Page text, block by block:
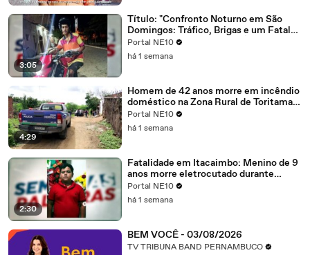
3:05
Título: "Confronto Noturno em São
Domingos: Tráfico, Brigas e um Fatal
Encontro em Sítio Olho d'Água".
Portal NE10
há 1 semana
4:29
Homem de 42 anos morre em incêndio
doméstico na Zona Rural de Toritama:
Bebida, celular e negligência
implicados na fatalidade
Portal NE10
há 1 semana
2:30
Fatalidade em Itacaimbo: Menino de 9
anos morre eletrocutado durante
brincadeira na zona rural
Portal NE10
há 1 semana
BEM VOCÊ - 03/08/2026
TV TRIBUNA BAND PERNAMBUCO